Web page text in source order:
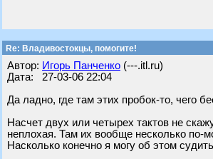
Re: Владивостокцы, помогите!
Автор: Игорь Панченко (---.itl.ru)
Дата: 27-03-06 22:04
Да ладно, где там этих пробок-то, чего
Насчет двух или четырех тактов не
неплохая. Там их вообще несколько по-
Насколько конечно я могу об этом